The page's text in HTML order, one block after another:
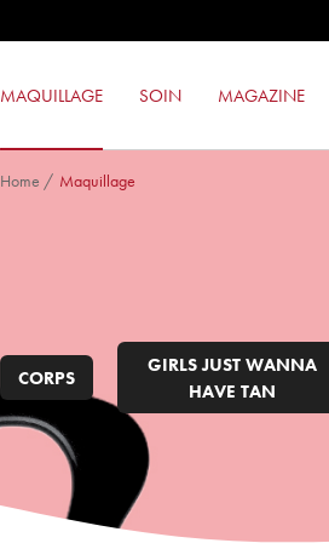
MAQUILLAGE SOIN MAGAZINE
FARD À JOUES SUPER BLUSH
Home / Maquillage
CORPS
GIRLS JUST WANNA
HAVE TAN